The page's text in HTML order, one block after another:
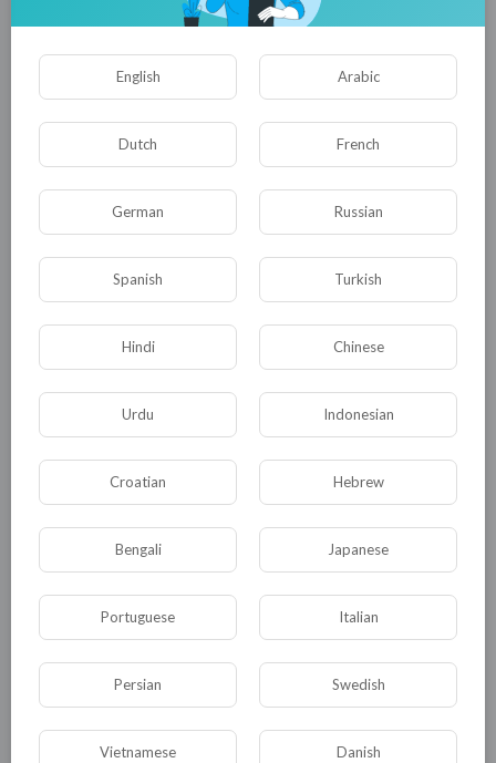
Комментариев нет
КАТЕГОРИИ
Общество Происшествия События
Спорт Комедия Развлечение
Новости и политика Криминал Культура
Флора и фауна ЖКХ История
Медицина Наука и образование
English Arabic
Dutch French
German Russian
Spanish Turkish
Hindi Chinese
Urdu Indonesian
Croatian Hebrew
Bengali Japanese
Portuguese Italian
Persian Swedish
Vietnamese Danish